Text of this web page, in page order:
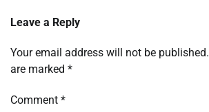
Leave a Reply
Your email address will not be published.
are marked *
Comment *